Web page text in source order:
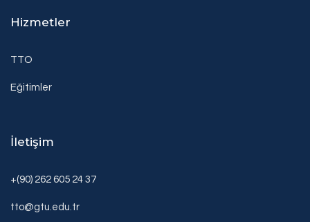
Hizmetler
TTO
Eğitimler
İletişim
+(90) 262 605 24 37
tto@gtu.edu.tr